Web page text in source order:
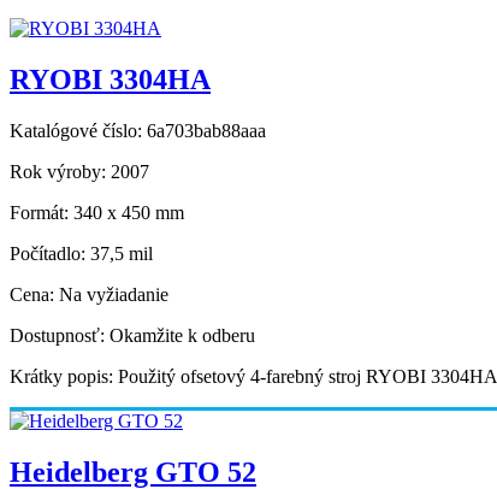
RYOBI 3304HA
Katalógové číslo: 6a703bab88aaa
Rok výroby: 2007
Formát: 340 x 450 mm
Počítadlo: 37,5 mil
Cena: Na vyžiadanie
Dostupnosť: Okamžite k odberu
Krátky popis: Použitý ofsetový 4-farebný stroj RYOBI 3304HA
Heidelberg GTO 52